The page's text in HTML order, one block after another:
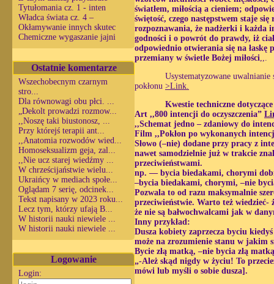
Tytułomania cz. 1 - inten
Władca świata cz. 4 –
Okłamywanie innych skutec
Chemiczne wygaszanie jajni
Ostatnie komentarze
Wszechobecnym czarnym
stro...
Dla równowagi obu płci. ...
„Dekolt prowadzi rozmow...
,,Noszę taki biustonosz, ...
Przy którejś terapii ant...
,,Anatomia rozwodów wied...
Homoseksualizm geja, zal...
,,Nie ucz starej wiedźmy ...
W chrześcijaństwie wielu...
Ukraińcy w mediach społe...
Oglądam 7 serię, odcinek...
Tekst napisany w 2023 roku...
Lecz tym, którzy ufają B...
W historii nauki niewiele ...
W historii nauki niewiele ...
Logowanie
Login:
światłem, miłością a cieniem;
świętość, czego następstwem staje
rozpoznawania, że nadżerki i każda
godności i o powrót do prawdy, iż
odpowiednio otwierania się na łaskę
przemiany w świetle Bożej miłości,,.
Usystematyzowane
pokłonu >Link.
Kwestie techniczne
Art ,,800 intencji do oczyszczenia”
,,Schemat jedno – zdaniowy do
Film ,,Pokłon po wykonanych
Słowo (–nie) dodane przy pracy z
nawet samodzielnie już w trakcie
przeciwieństwami.
np. — bycia biedakami, chorymi
–bycia biedakami, chorymi, –nie
Pozwala to od razu maksymalnie
przeciwieństwie. Warto też wiedzieć-
że nie są bałwochwalcami jak w
Inny przykład:
Dusza kobiety zaprzecza byciu
może na zrozumienie stanu w jakim
Bycie złą matką, –nie bycia złą
„-Ależ skąd nigdy w życiu! To
mówi lub myśli o sobie dusza].